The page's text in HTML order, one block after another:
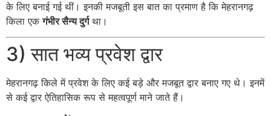
के लिए बनाई गई थीं। इनकी मजबूती इस बात का प्रमाण है कि मेहरानगढ़
किला एकगंभीर सैन्य दुर्गथा।
3) सात भव्य प्रवेश द्वार
मेहरानगढ़ किले में प्रवेश के लिए कई बड़े और मजबूत द्वार बनाए गए थे। इनमें
से कई द्वार ऐतिहासिक रूप से महत्वपूर्ण माने जाते हैं।